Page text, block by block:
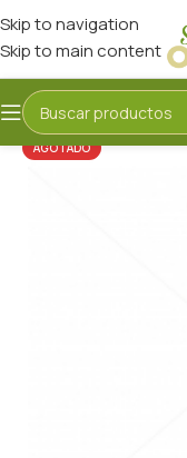
Skip to navigation
Skip to main content
AGOTADO